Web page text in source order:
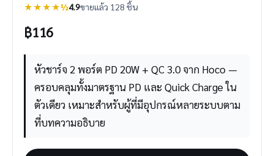
★★★★½4.9ขายแล้ว 128 ชิ้น
฿116
หัวชาร์จ 2 พอร์ต PD 20W + QC 3.0 จาก Hoco —
ครอบคลุมทั้งมาตรฐาน PD และ Quick Charge ใน
ตัวเดียว เหมาะสำหรับผู้ที่มีอุปกรณ์หลายระบบตาม
ที่บทความอธิบาย